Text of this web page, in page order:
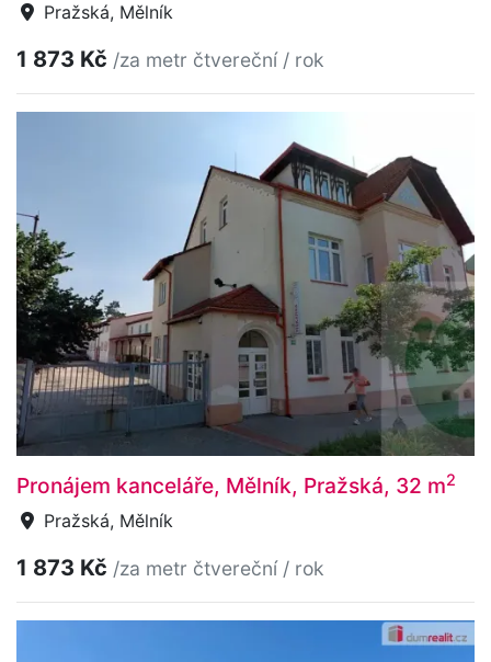
Pražská, Mělník
1 873 Kč /za metr čtvereční / rok
Pronájem kanceláře, Mělník, Pražská, 32 m2
Pražská, Mělník
1 873 Kč /za metr čtvereční / rok